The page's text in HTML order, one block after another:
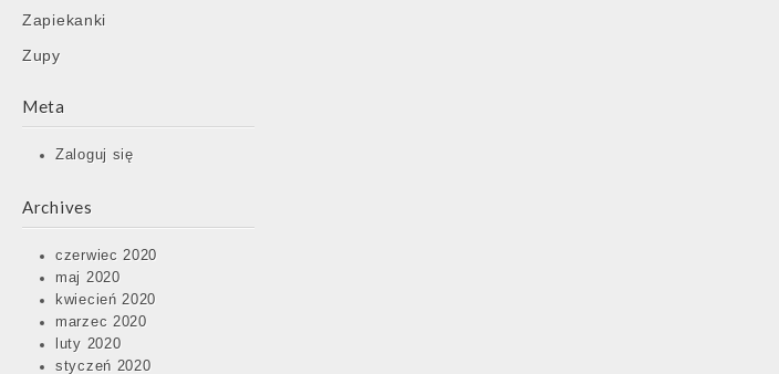
Zapiekanki
Zupy
Meta
Zaloguj się
Archives
czerwiec 2020
maj 2020
kwiecień 2020
marzec 2020
luty 2020
styczeń 2020